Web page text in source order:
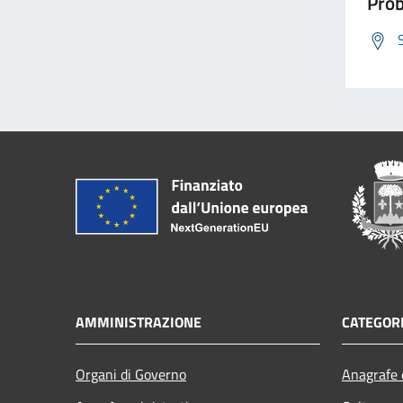
AMMINISTRAZIONE
Organi di Governo